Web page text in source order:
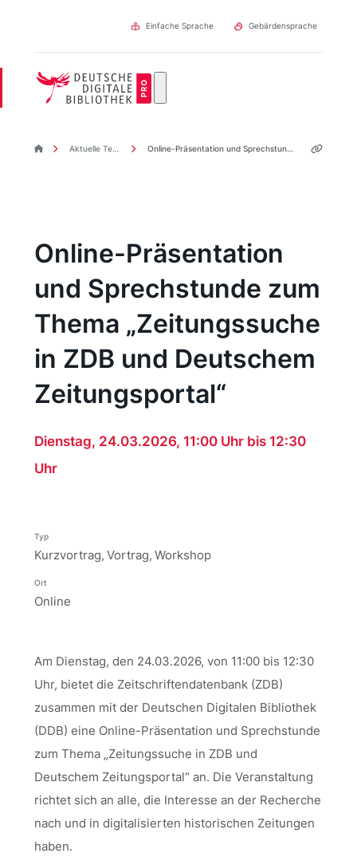
Einfache Sprache Gebärdensprache
DDBpro Startseite
Aktuelle Termine & Veranstaltungen Online-Präsentation und Sprechstunde zum Thema „Zeitungssuche in ZDB und Deutschem Zeitungsportal“
Online-Präsentation
und Sprechstunde zum
Thema „Zeitungssuche
in ZDB und Deutschem
Zeitungsportal“
Dienstag, 24.03.2026, 11:00 Uhr bis 12:30
Uhr
Typ
Kurzvortrag Vortrag Workshop
Ort
Online
Am Dienstag, den 24.03.2026, von 11:00 bis 12:30
Uhr, bietet die Zeitschriftendatenbank (ZDB)
zusammen mit der Deutschen Digitalen Bibliothek
(DDB) eine Online-Präsentation und Sprechstunde
zum Thema „Zeitungssuche in ZDB und
Deutschem Zeitungsportal“ an. Die Veranstaltung
richtet sich an alle, die Interesse an der Recherche
nach und in digitalisierten historischen Zeitungen
haben.